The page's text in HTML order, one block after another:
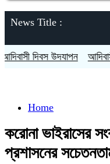
News Title :
দিবস উদযাপন
Home
করোনা ভাইরাসের
প্রশাসনের